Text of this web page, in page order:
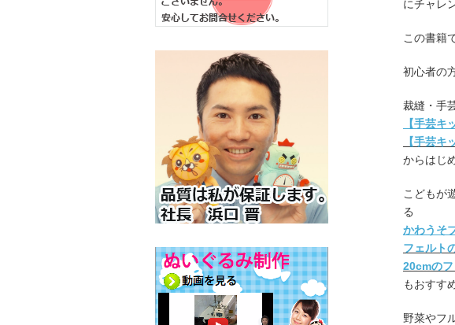
にチャレ
この書籍
初心者の
裁縫・手
【手芸
【手芸キ
からはじ
こどもが
る
かわうそ
フェルト
20cmの
もおすす
野菜やフ